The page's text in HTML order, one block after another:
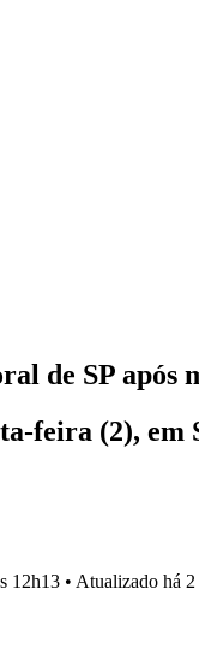
de SP após
feira (2), em
12h13 • Atualizado há 2